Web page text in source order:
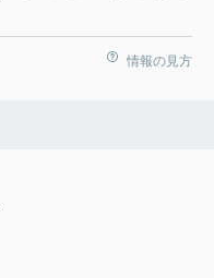
情報の見方